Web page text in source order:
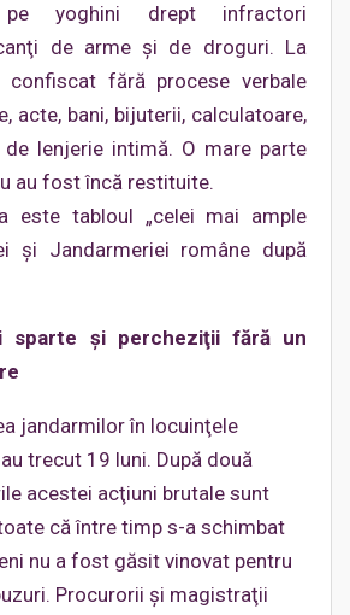
pe yoghini drept infractori
de arme şi de droguri. La
confiscat fără procese verbale
acte, bani, bijuterii, calculatoare,
lenjerie intimă. O mare parte
au fost încă restituite.
este tabloul „celei mai ample
şi Jandarmeriei române după
sparte şi percheziţii fără un
jandarmilor în locuinţele
trecut 19 luni. După două
acestei acţiuni brutale sunt
că între timp s-a schimbat
nu a fost găsit vinovat pentru
Procurorii şi magistraţii